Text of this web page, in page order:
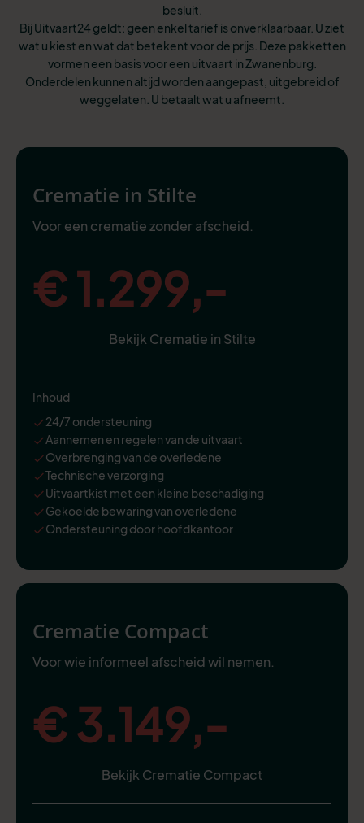
besluit.
Bij Uitvaart24 geldt: geen enkel tarief is onverklaarbaar. U ziet
wat u kiest en wat dat betekent voor de prijs. Deze pakketten
vormen een basis voor een uitvaart in Zwanenburg.
Onderdelen kunnen altijd worden aangepast, uitgebreid of
weggelaten. U betaalt wat u afneemt.
Crematie in Stilte
Voor een crematie zonder afscheid.
€ 1.299,-
Bekijk Crematie in Stilte
Inhoud
24/7 ondersteuning
Aannemen en regelen van de uitvaart
Overbrenging van de overledene
Technische verzorging
Uitvaartkist met een kleine beschadiging
Gekoelde bewaring van overledene
Ondersteuning door hoofdkantoor
Crematie Compact
Voor wie informeel afscheid wil nemen.
€ 3.149,-
Bekijk Crematie Compact